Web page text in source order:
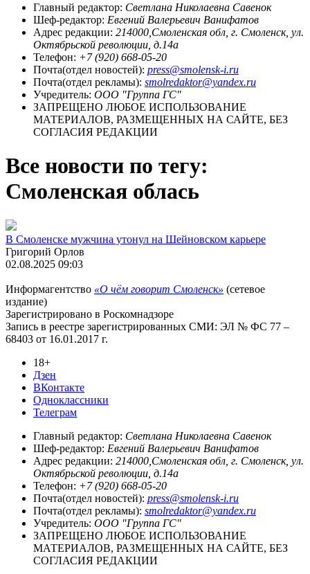
Главный редактор: Светлана Николаевна Савенок
Шеф-редактор: Евгений Валерьевич Ванифатов
Адрес редакции: 214000,Смоленская обл, г. Смоленск, ул.
Октябрьской революции, д.14а
Телефон: +7 (920) 668-05-20
Почта(отдел новостей): press@smolensk-i.ru
Почта(отдел рекламы): smolredaktor@yandex.ru
Учредитель: ООО "Группа ГС"
ЗАПРЕЩЕНО ЛЮБОЕ ИСПОЛЬЗОВАНИЕ
МАТЕРИАЛОВ, РАЗМЕЩЕННЫХ НА САЙТЕ, БЕЗ
СОГЛАСИЯ РЕДАКЦИИ
Все новости по тегу:
Смоленская облась
В Смоленске мужчина утонул на Шейновском карьере
Григорий Орлов
02.08.2025 09:03
Информагентство «О чём говорит Смоленск» (сетевое
издание)
Зарегистрировано в Роскомнадзоре
Запись в реестре зарегистрированных СМИ: ЭЛ № ФС 77 –
68403 от 16.01.2017 г.
18+
Дзен
ВКонтакте
Одноклассники
Телеграм
Главный редактор: Светлана Николаевна Савенок
Шеф-редактор: Евгений Валерьевич Ванифатов
Адрес редакции: 214000,Смоленская обл, г. Смоленск, ул.
Октябрьской революции, д.14а
Телефон: +7 (920) 668-05-20
Почта(отдел новостей): press@smolensk-i.ru
Почта(отдел рекламы): smolredaktor@yandex.ru
Учредитель: ООО "Группа ГС"
ЗАПРЕЩЕНО ЛЮБОЕ ИСПОЛЬЗОВАНИЕ
МАТЕРИАЛОВ, РАЗМЕЩЕННЫХ НА САЙТЕ, БЕЗ
СОГЛАСИЯ РЕДАКЦИИ